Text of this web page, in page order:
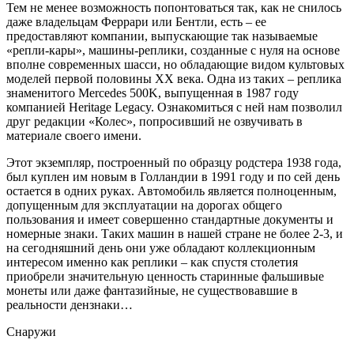
Тем не менее возможность попонтоваться так, как не снилось
даже владельцам Феррари или Бентли, есть – ее
предоставляют компании, выпускающие так называемые
«репли-кары», машины-реплики, созданные с нуля на основе
вполне современных шасси, но обладающие видом культовых
моделей первой половины ХХ века. Одна из таких – реплика
знаменитого Mercedes 500K, выпущенная в 1987 году
компанией Heritage Legacy. Ознакомиться с ней нам позволил
друг редакции «Колес», попросивший не озвучивать в
материале своего имени.
Этот экземпляр, построенный по образцу родстера 1938 года,
был куплен им новым в Голландии в 1991 году и по сей день
остается в одних руках. Автомобиль является полноценным,
допущенным для эксплуатации на дорогах общего
пользования и имеет совершенно стандартные документы и
номерные знаки. Таких машин в нашей стране не более 2-3, и
на сегодняшний день они уже обладают коллекционным
интересом именно как реплики – как спустя столетия
приобрели значительную ценность старинные фальшивые
монеты или даже фантазийные, не существовавшие в
реальности дензнаки…
Снаружи